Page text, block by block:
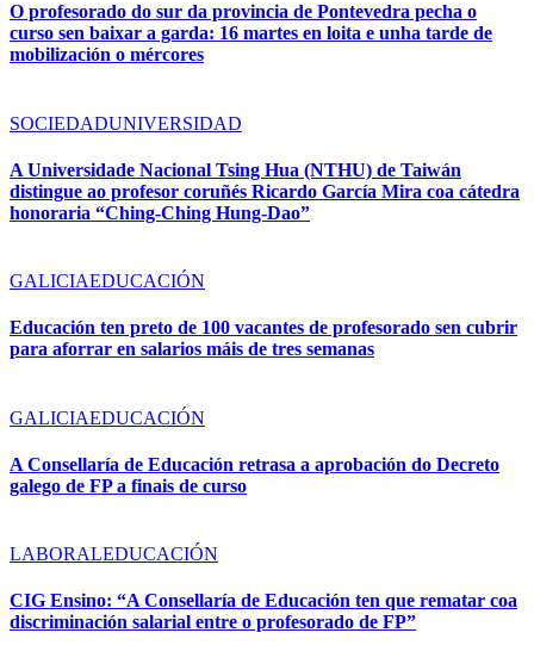
O profesorado do sur da provincia de Pontevedra pecha o
curso sen baixar a garda: 16 martes en loita e unha tarde de
mobilización o mércores
SOCIEDADUNIVERSIDAD
A Universidade Nacional Tsing Hua (NTHU) de Taiwán
distingue ao profesor coruñés Ricardo García Mira coa cátedra
honoraria “Ching-Ching Hung-Dao”
GALICIAEDUCACIÓN
Educación ten preto de 100 vacantes de profesorado sen cubrir
para aforrar en salarios máis de tres semanas
GALICIAEDUCACIÓN
A Consellaría de Educación retrasa a aprobación do Decreto
galego de FP a finais de curso
LABORALEDUCACIÓN
CIG Ensino: “A Consellaría de Educación ten que rematar coa
discriminación salarial entre o profesorado de FP”